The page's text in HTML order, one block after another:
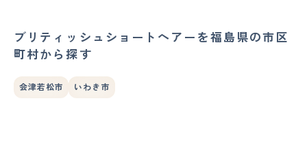
ブリティッシュショートヘアーを福島県の市区
町村から探す
会津若松市 いわき市